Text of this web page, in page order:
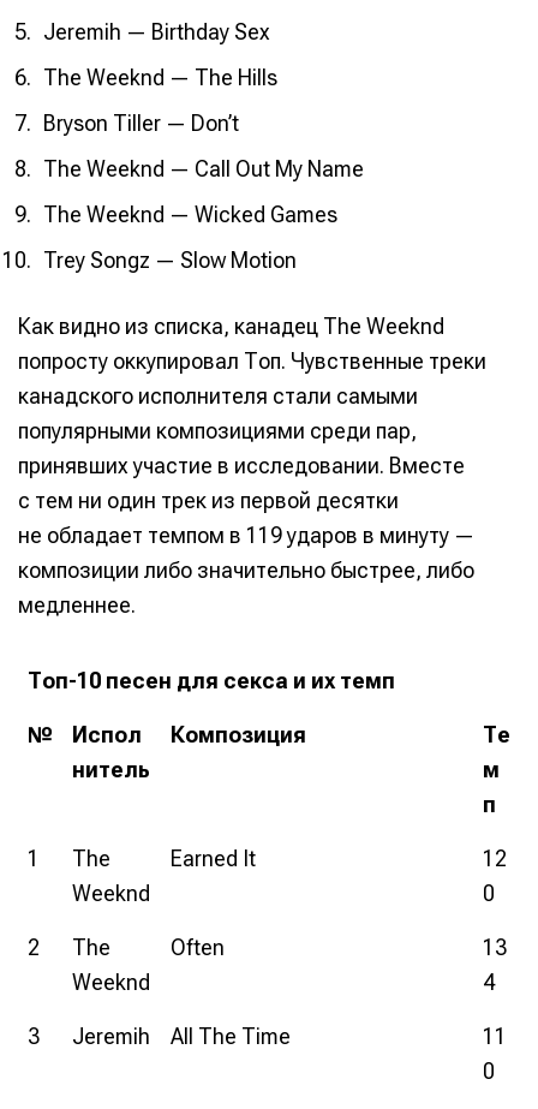
Jeremih — Birthday Sex
The Weeknd — The Hills
Bryson Tiller — Don’t
The Weeknd — Call Out My Name
The Weeknd — Wicked Games
Trey Songz — Slow Motion
Как видно из списка, канадец The Weeknd
попросту оккупировал Топ. Чувственные треки
канадского исполнителя стали самыми
популярными композициями среди пар,
принявших участие в исследовании. Вместе
с тем ни один трек из первой десятки
не обладает темпом в 119 ударов в минуту —
композиции либо значительно быстрее, либо
медленнее.
Топ-10 песен для секса и их темп
№
Испол
нитель
Композиция
Те
м
п
1
The
Weeknd
Earned It
12
0
2
The
Weeknd
Often
13
4
3 Jeremih All The Time
11
0